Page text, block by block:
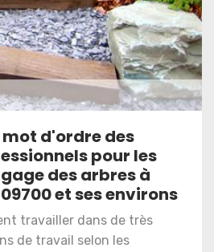
mot d'ordre des
pour les
des arbres à
et ses environs
travailler dans de très
de travail selon les